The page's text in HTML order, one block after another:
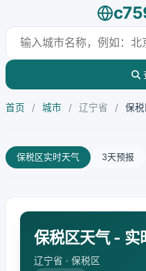
首页 / 城市 / 辽宁省 / 保
保税区实时天气 3天预报
保税区天气 - 实
辽宁省 · 保税区